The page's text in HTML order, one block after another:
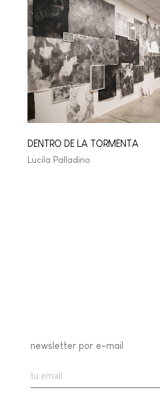
DENTRO DE LA TORMENTA
Lucila Palladino
newsletter por e-mail